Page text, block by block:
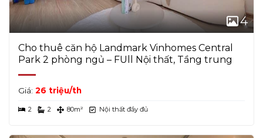
4
Cho thuê căn hộ Landmark Vinhomes Central
Park 2 phòng ngủ – FUll Nội thất, Tầng trung
Giá: 26 triệu/th
2 2 80m² Nội thất đầy đủ